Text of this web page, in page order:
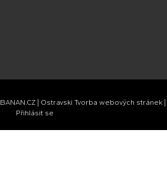
BANAN.CZ Ostravski Tvorba webových stránek
Přihlásit se